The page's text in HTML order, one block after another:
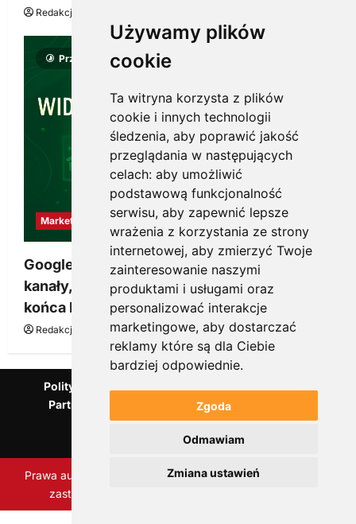
Używamy plików
cookie
Ta witryna korzysta z plików
cookie i innych technologii
śledzenia, aby poprawić jakość
przeglądania w następujących
celach: aby umożliwić
podstawową funkcjonalność
serwisu, aby zapewnić lepsze
wrażenia z korzystania ze strony
internetowej, aby zmierzyć Twoje
zainteresowanie naszymi
produktami i usługami oraz
personalizować interakcje
marketingowe, aby dostarczać
reklamy które są dla Ciebie
bardziej odpowiednie.
Zgoda
Odmawiam
Zmiana ustawień
Redakcja KnowMore.pl
Przeczytano 8 minut
Marketing
Google Ads, SEO i analityka – jak połączyć
kanały, żeby reklama pracowała dłużej niż do
końca budżetu
Redakcja KnowMore.pl 20 marca, 2026 0
Polityka Prywatności
Partnerzy Mentora.pl
Słownik marketingowy
Blog o przedsiębiorczości
Agencja marketingowa Scorise
Prawa autorskie Scorise Agency Sp. z o.o. Wszelkie prawa
zastrzeżone.